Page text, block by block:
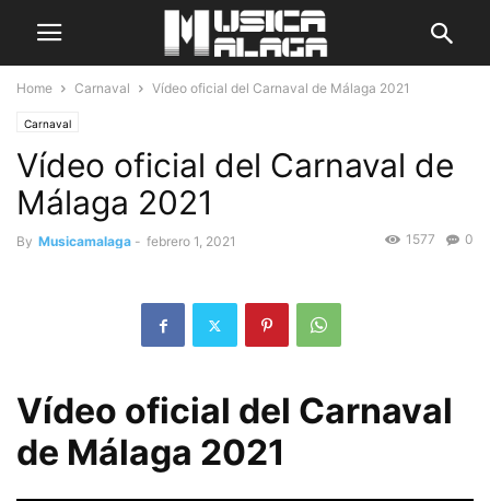
Home Carnaval Vídeo oficial del Carnaval de Málaga 2021
Carnaval
Vídeo oficial del Carnaval de
Málaga 2021
By Musicamalaga - febrero 1, 2021 0
1577
Vídeo oficial del Carnaval
de Málaga 2021